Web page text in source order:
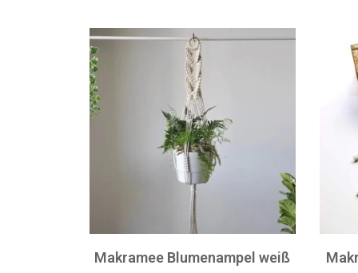
Makramee Blumenampel weiß